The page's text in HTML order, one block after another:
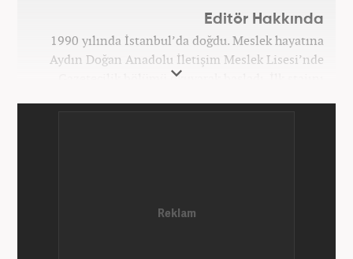
Editör Hakkında
1990 yılında İstanbul’da doğdu. Meslek hayatına
Aydın Doğan Anadolu İletişim Meslek Lisesi’nde
Gazetecilik bölümü okuyarak başladı. İlk stajını
Haber7.com’da “Gündem Editörü” olarak devam